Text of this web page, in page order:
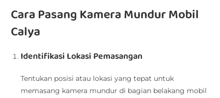
Cara Pasang Kamera Mundur Mobil
Calya
Identifikasi Lokasi Pemasangan
Tentukan posisi atau lokasi yang tepat untuk
memasang kamera mundur di bagian belakang mobil